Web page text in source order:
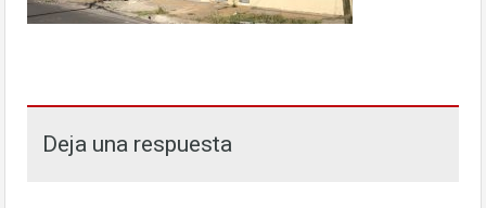
Deja una respuesta